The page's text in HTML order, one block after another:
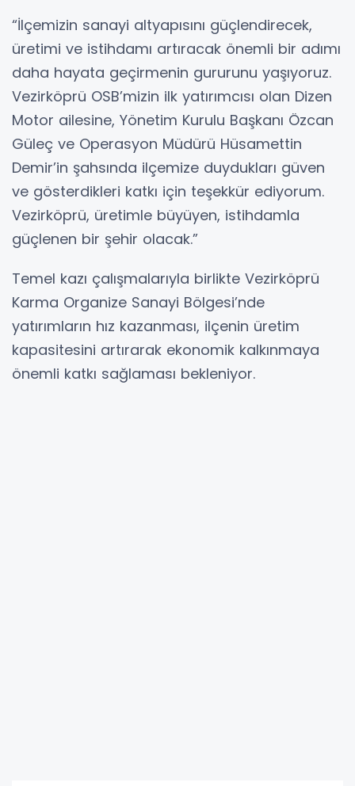
“İlçemizin sanayi altyapısını güçlendirecek,
üretimi ve istihdamı artıracak önemli bir adımı
daha hayata geçirmenin gururunu yaşıyoruz.
Vezirköprü OSB’mizin ilk yatırımcısı olan Dizen
Motor ailesine, Yönetim Kurulu Başkanı Özcan
Güleç ve Operasyon Müdürü Hüsamettin
Demir’in şahsında ilçemize duydukları güven
ve gösterdikleri katkı için teşekkür ediyorum.
Vezirköprü, üretimle büyüyen, istihdamla
güçlenen bir şehir olacak.”
Temel kazı çalışmalarıyla birlikte Vezirköprü
Karma Organize Sanayi Bölgesi’nde
yatırımların hız kazanması, ilçenin üretim
kapasitesini artırarak ekonomik kalkınmaya
önemli katkı sağlaması bekleniyor.